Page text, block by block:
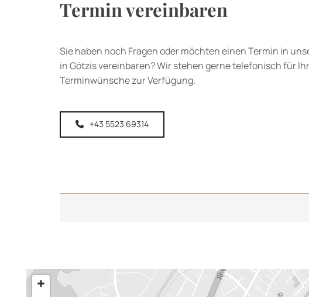
Termin vereinbaren
Sie haben noch Fragen oder möchten einen Termin in
in Götzis vereinbaren? Wir stehen gerne telefonisch für
Terminwünsche zur Verfügung.
+43 5523 69314